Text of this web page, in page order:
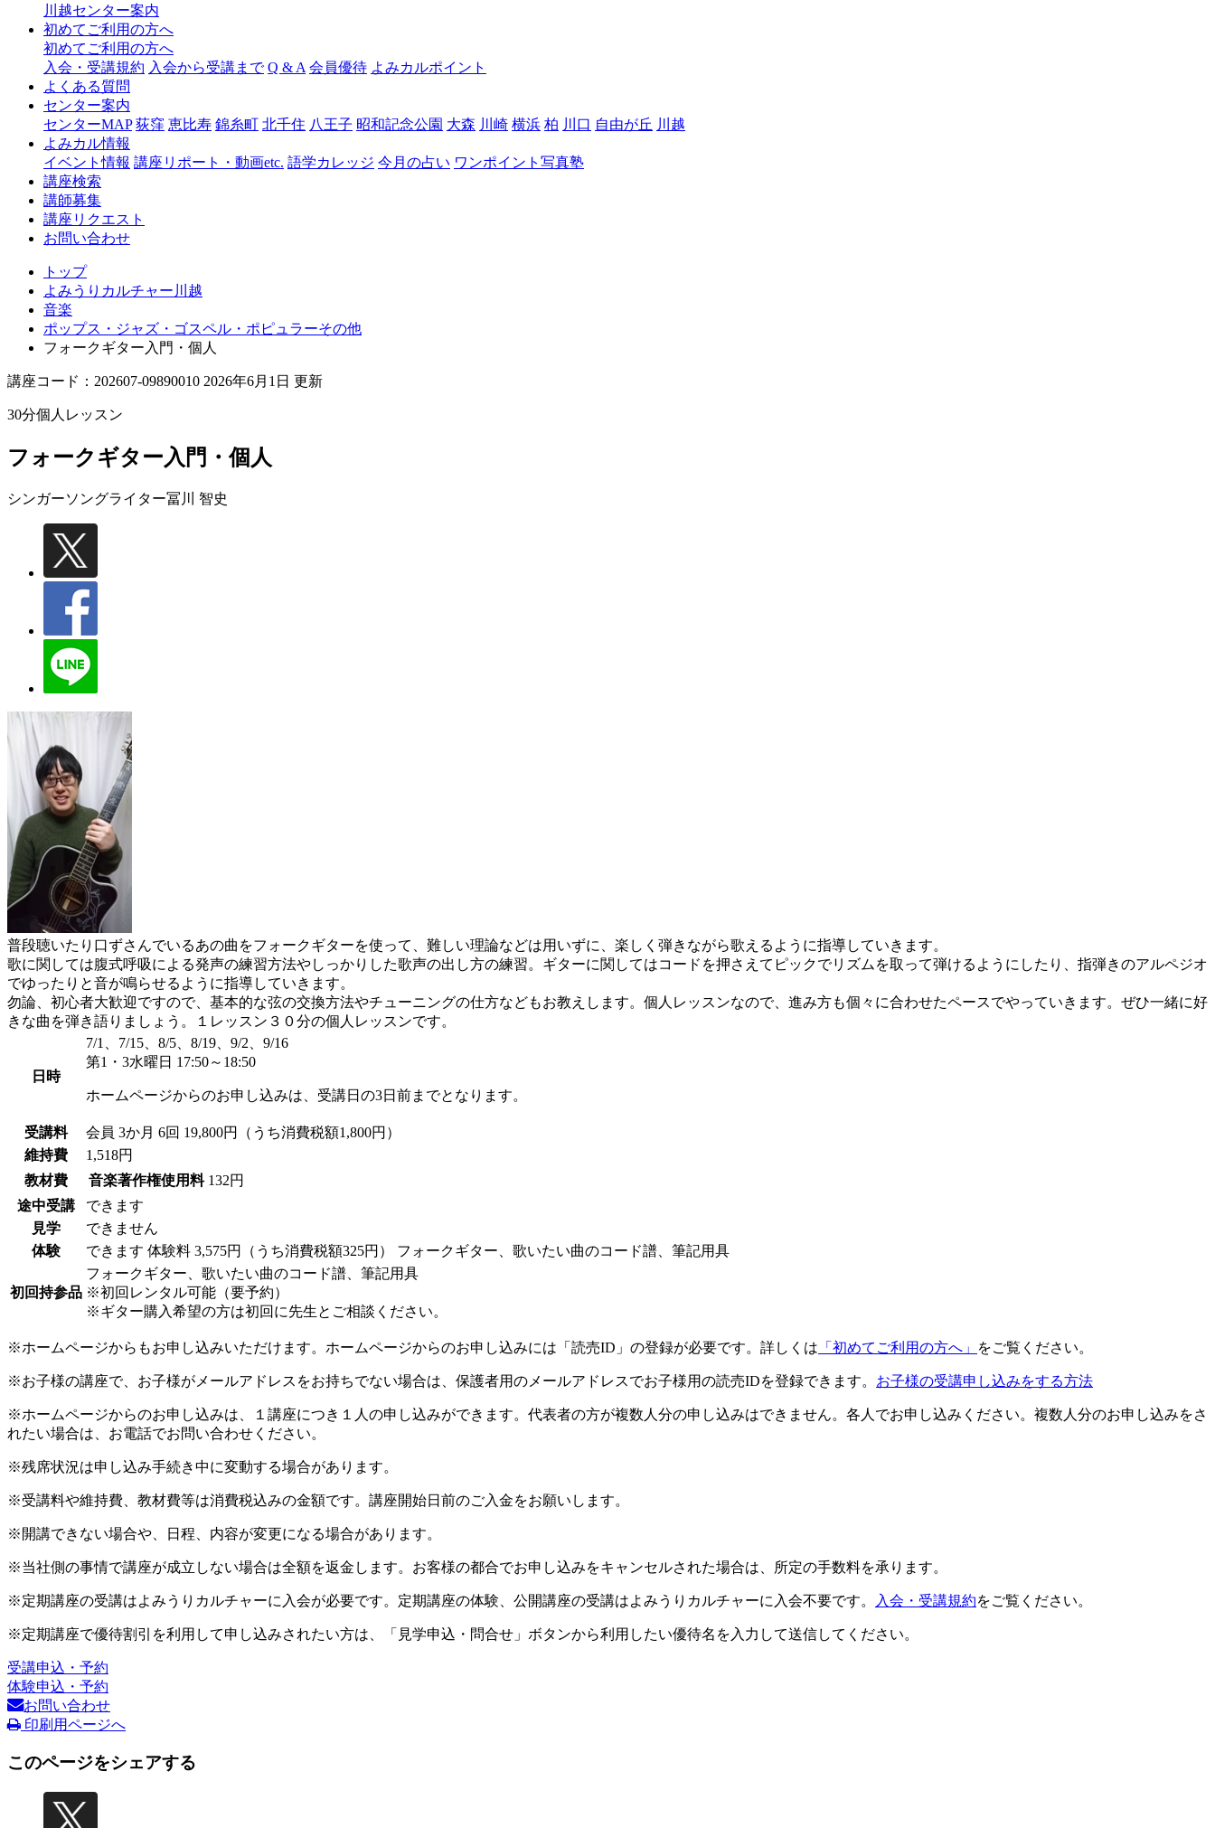
ャ
川
越
川越センター案内
初めてご利用の方へ
初めてご利用の方へ
入会・受講規約 入会から受講まで Q & A 会員優待 よみカルポイント
よくある質問
センター案内
センターMAP 荻窪 恵比寿 錦糸町 北千住 八王子 昭和記念公園 大森 川崎 横浜 柏 川口 自由が丘 川越
よみカル情報
イベント情報 講座リポート・動画etc. 語学カレッジ 今月の占い ワンポイント写真塾
講座検索
講師募集
講座リクエスト
お問い合わせ
トップ
よみうりカルチャー川越
音楽
ポップス・ジャズ・ゴスペル・ポピュラーその他
フォークギター入門・個人
講座コード：202607-09890010 2026年6月1日 更新
30分個人レッスン
フォークギター入門・個人
シンガーソングライター冨川 智史
普段聴いたり口ずさんでいるあの曲をフォークギターを使って、難しい理論などは用いずに、楽しく弾きながら歌えるように指導していきます。
歌に関しては腹式呼吸による発声の練習方法やしっかりした歌声の出し方の練習。ギターに関してはコードを押さえてピックでリズムを取って弾けるようにしたり、指弾きのアルペジオ
でゆったりと音が鳴らせるように指導していきます。
勿論、初心者大歓迎ですので、基本的な弦の交換方法やチューニングの仕方などもお教えします。個人レッスンなので、進み方も個々に合わせたペースでやっていきます。ぜひ一緒に好
きな曲を弾き語りましょう。１レッスン３０分の個人レッスンです。
日時
7/1、7/15、8/5、8/19、9/2、9/16
第1・3水曜日 17:50～18:50
ホームページからのお申し込みは、受講日の3日前までとなります。
受講料 会員 3か月 6回 19,800円（うち消費税額1,800円）
維持費
1,518円
教材費
音楽著作権使用料 132円
途中受講
できます
見学
できません
体験
できます 体験料 3,575円（うち消費税額325円） フォークギター、歌いたい曲のコード譜、筆記用具
初回持参品
フォークギター、歌いたい曲のコード譜、筆記用具
※初回レンタル可能（要予約）
※ギター購入希望の方は初回に先生とご相談ください。
※ホームページからもお申し込みいただけます。ホームページからのお申し込みには「読売ID」の登録が必要です。詳しくは 「初めてご利用の方へ」 をご覧ください。
※お子様の講座で、お子様がメールアドレスをお持ちでない場合は、保護者用のメールアドレスでお子様用の読売IDを登録できます。 お子様の受講申し込みをする方法
※ホームページからのお申し込みは、１講座につき１人の申し込みができます。代表者の方が複数人分の申し込みはできません。各人でお申し込みください。複数人分のお申し込みをさ
れたい場合は、お電話でお問い合わせください。
※残席状況は申し込み手続き中に変動する場合があります。
※受講料や維持費、教材費等は消費税込みの金額です。講座開始日前のご入金をお願いします。
※開講できない場合や、日程、内容が変更になる場合があります。
※当社側の事情で講座が成立しない場合は全額を返金します。お客様の都合でお申し込みをキャンセルされた場合は、所定の手数料を承ります。
※定期講座の受講はよみうりカルチャーに入会が必要です。定期講座の体験、公開講座の受講はよみうりカルチャーに入会不要です。 入会・受講規約をご覧ください。
※定期講座で優待割引を利用して申し込みされたい方は、「見学申込・問合せ」ボタンから利用したい優待名を入力して送信してください。
受講申込・予約
体験申込・予約
お問い合わせ
印刷用ページへ
このページをシェアする